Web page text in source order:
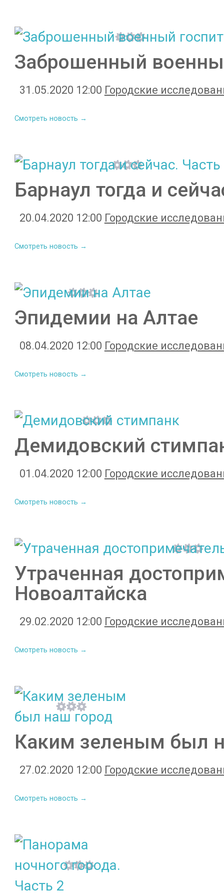
Заброшенный
31.05.2020 12:00 Городские
Смотреть новость →
Барнаул тогда и
20.04.2020 12:00 Городские
Смотреть новость →
Эпидемии на Алтае
08.04.2020 12:00 Городские
Смотреть новость →
Демидовский
01.04.2020 12:00 Городские
Смотреть новость →
Утраченная
Новоалтайска
29.02.2020 12:00 Городские
Смотреть новость →
Каким зеленым был
27.02.2020 12:00 Городские
Смотреть новость →